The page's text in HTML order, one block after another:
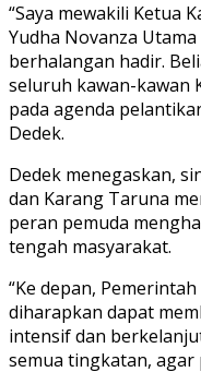
“Saya mewakili Ketua
Yudha Novanza
berhalangan hadir.
seluruh kawan-kawan
pada agenda
Dedek.
Dedek menegaskan,
dan Karang Taruna
peran pemuda
tengah masyarakat.
“Ke depan,
diharapkan dapat
intensif dan
semua tingkatan,